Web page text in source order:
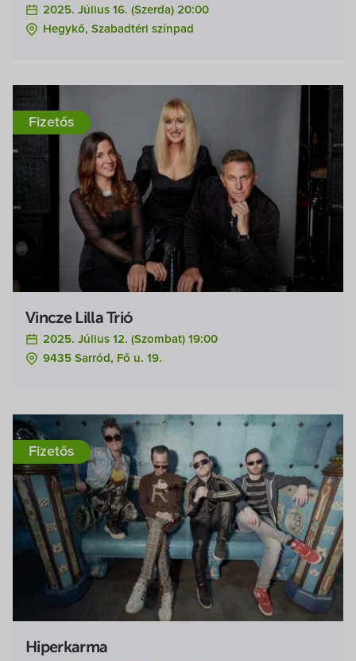
2025. Július 16. (szerda) 20:00
Hegykő, Szabadtéri színpad
Fizetős
Vincze Lilla Trió
2025. Július 12. (szombat) 19:00
9435 Sarród, Fő u. 19.
Fizetős
Hiperkarma